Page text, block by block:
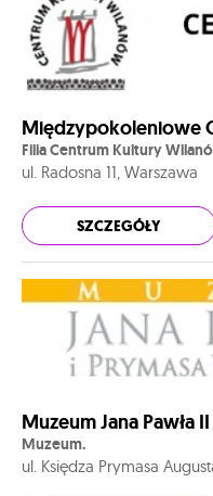
Międzypokoleniowe
Filia Centrum Kultury
ul. Radosna 11, Warszawa
SZCZEGÓŁY
Muzeum Jana Pawła
Muzeum.
ul. Księdza Prymasa